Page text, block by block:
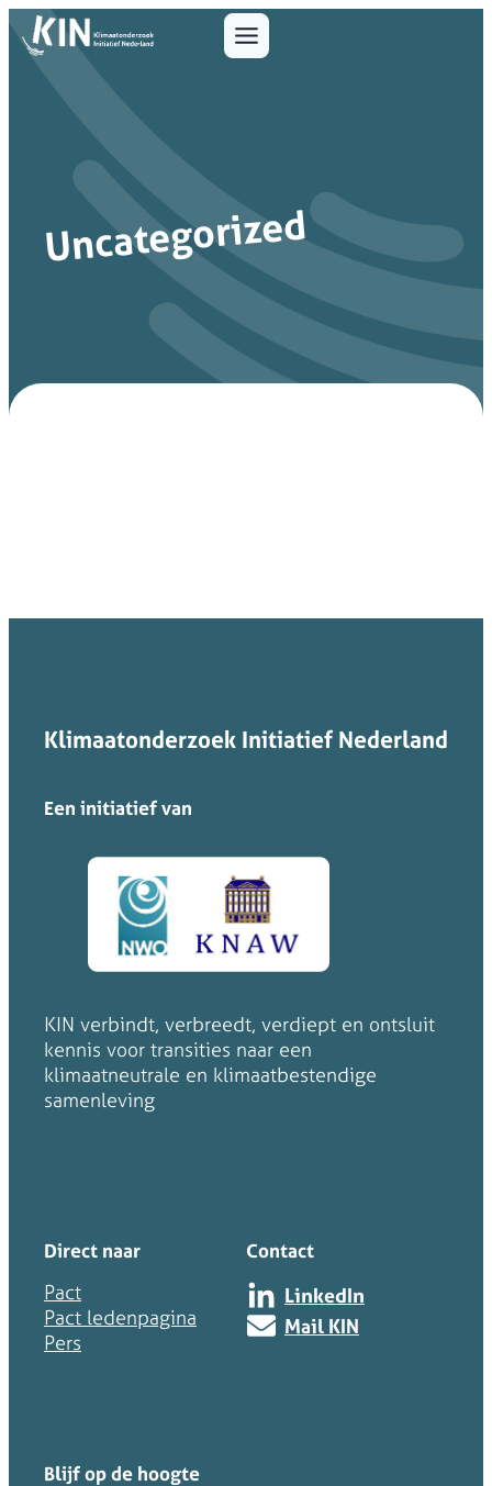
Uncategorized
Klimaatonderzoek Initiatief Nederland
Een initiatief van
KIN verbindt, verbreedt, verdiept en ontsluit
kennis voor transities naar een
klimaatneutrale en klimaatbestendige
samenleving
Direct naar
Pact
Pact ledenpagina
Pers
Contact
LinkedIn
Mail KIN
Blijf op de hoogte